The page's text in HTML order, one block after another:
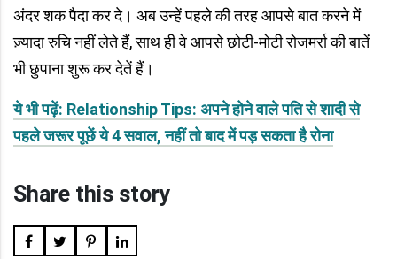
अंदर शक पैदा कर दे। अब उन्हें पहले की तरह आपसे बात करने में
ज़्यादा रु‍चि नहीं लेते हैं, साथ ही वे आपसे छोटी-मोटी रोजमर्रा की बातें
भी छुपाना शुरू कर देतें हैं।
ये भी पढ़ें: Relationship Tips: अपने होने वाले पति से शादी से
पहले जरूर पूछें ये 4 सवाल, नहीं तो बाद में पड़ सकता है रोना
Share this story